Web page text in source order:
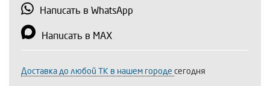
Написать в WhatsApp
Написать в MAX
Доставка до любой ТК в нашем городе сегодня